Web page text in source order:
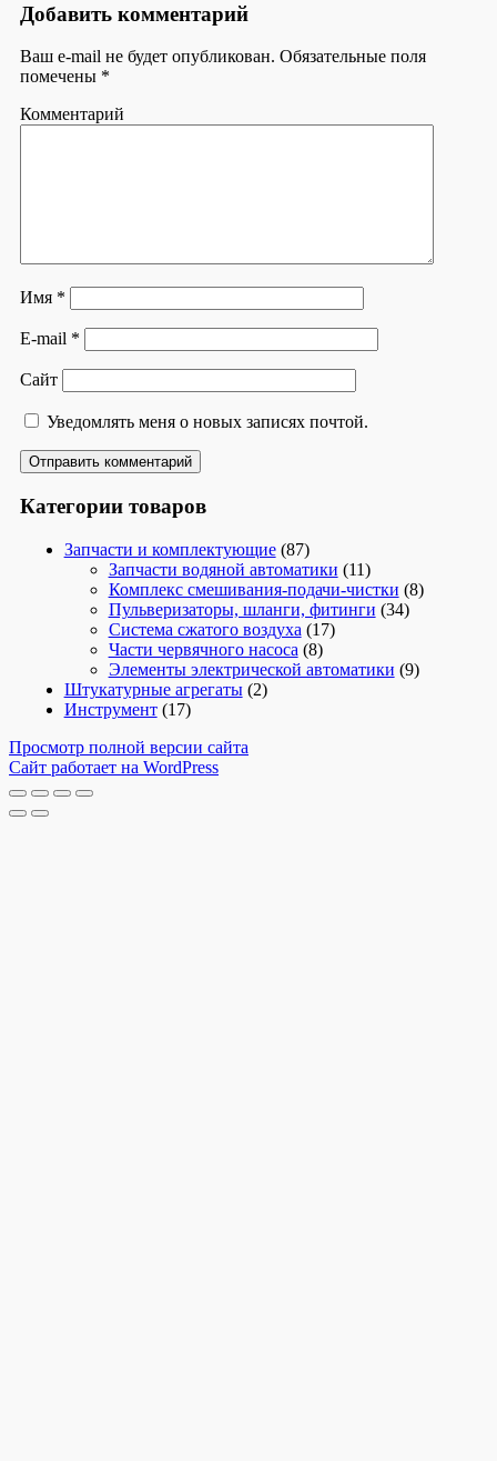
Добавить комментарий
Ваш e-mail не будет опубликован. Обязательные поля
помечены *
Комментарий
Имя *
E-mail *
Сайт
Уведомлять меня о новых записях почтой.
Категории товаров
Запчасти и комплектующие (87)
Запчасти водяной автоматики (11)
Комплекс смешивания-подачи-чистки (8)
Пульверизаторы, шланги, фитинги (34)
Система сжатого воздуха (17)
Части червячного насоса (8)
Элементы электрической автоматики (9)
Штукатурные агрегаты (2)
Инструмент (17)
Просмотр полной версии сайта
Сайт работает на WordPress